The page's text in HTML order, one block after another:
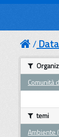
Comunità
temi
Ambiente